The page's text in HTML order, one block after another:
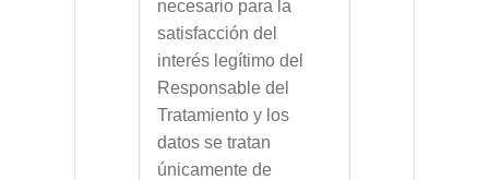
necesario para la
satisfacción del
interés legítimo del
Responsable del
Tratamiento y los
datos se tratan
únicamente de